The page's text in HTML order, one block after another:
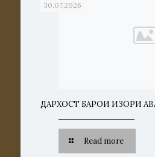
30.07.2026
ДАРХОСТ БАРОИ ИЗҲОРИ
Read more